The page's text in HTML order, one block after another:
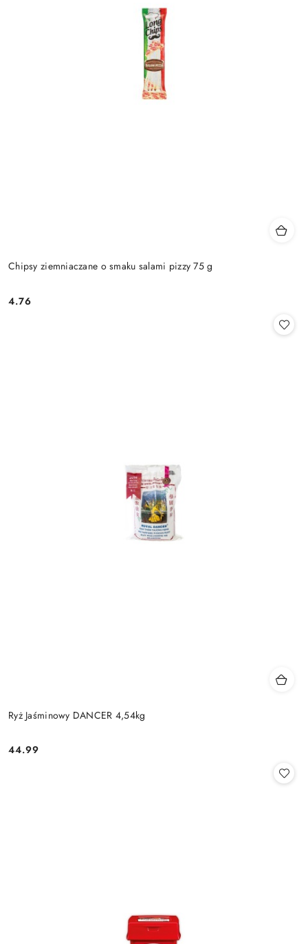
Chipsy ziemniaczane o smaku salami pizzy 75 g
Cena:
4.76
Ryż Jaśminowy DANCER 4,54kg
Cena:
44.99